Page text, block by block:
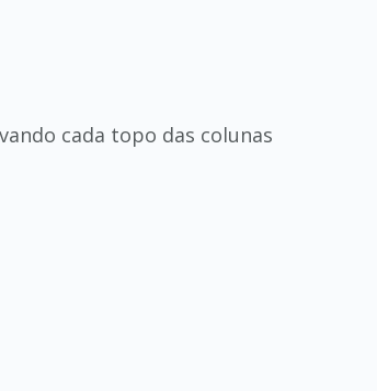
cada topo das colunas